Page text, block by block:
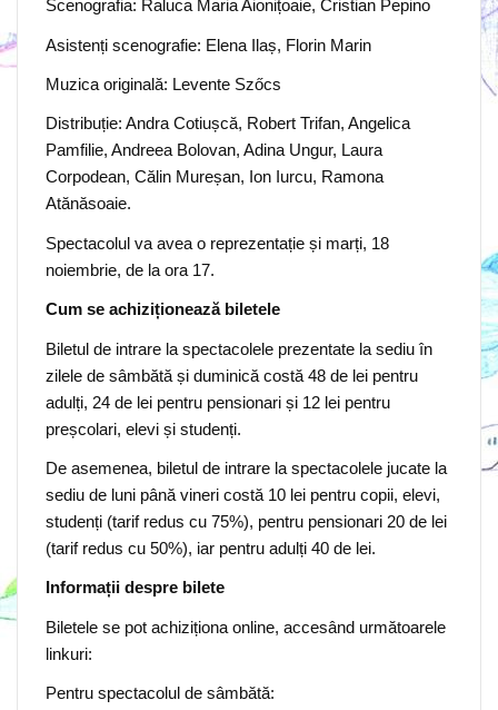
Scenografia: Raluca Maria Aionițoaie, Cristian Pepino
Asistenți scenografie: Elena Ilaș, Florin Marin
Muzica originală: Levente Szőcs
Distribuție: Andra Cotiușcă, Robert Trifan, Angelica
Pamfilie, Andreea Bolovan, Adina Ungur, Laura
Corpodean, Călin Mureșan, Ion Iurcu, Ramona
Atănăsoaie.
Spectacolul va avea o reprezentație și marți, 18
noiembrie, de la ora 17.
Cum se achiziționează biletele
Biletul de intrare la spectacolele prezentate la sediu în
zilele de sâmbătă și duminică costă 48 de lei pentru
adulți, 24 de lei pentru pensionari și 12 lei pentru
preșcolari, elevi și studenți.
De asemenea, biletul de intrare la spectacolele jucate la
sediu de luni până vineri costă 10 lei pentru copii, elevi,
studenți (tarif redus cu 75%), pentru pensionari 20 de lei
(tarif redus cu 50%), iar pentru adulți 40 de lei.
Informații despre bilete
Biletele se pot achiziționa online, accesând următoarele
linkuri:
Pentru spectacolul de sâmbătă: